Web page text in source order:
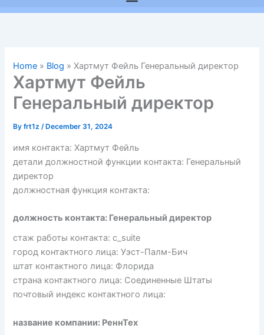
Home » Blog »Хартмут Фейль Генеральный директор
Хартмут Фейль
Генеральный директор
Byfrt1z/ December 31, 2024
имя контакта: Хартмут Фейль
детали должностной функции контакта: Генеральный
директор
должностная функция контакта:
должность контакта: Генеральный директор
стаж работы контакта: c_suite
город контактного лица: Уэст-Палм-Бич
штат контактного лица: Флорида
страна контактного лица: Соединенные Штаты
почтовый индекс контактного лица:
название компании: РеннТех